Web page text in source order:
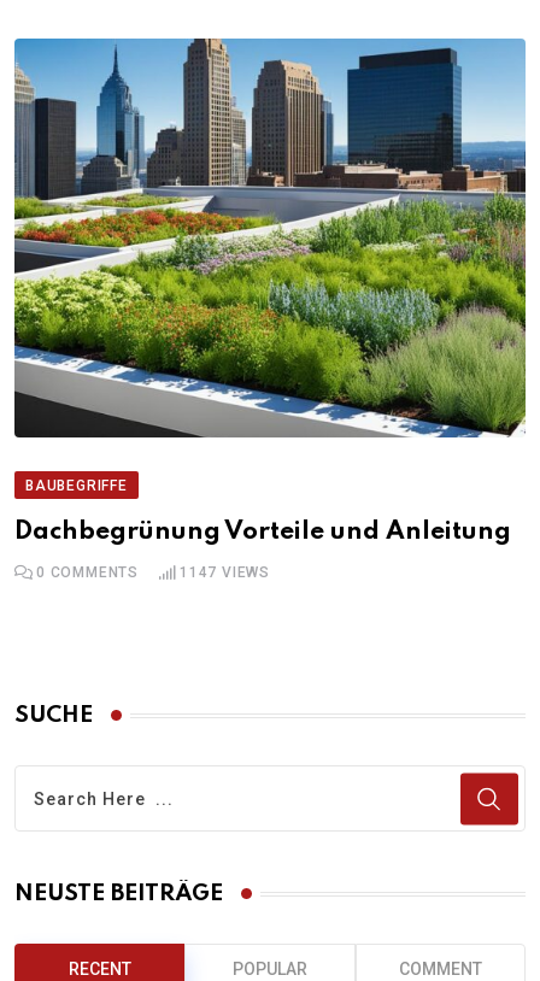
BAUBEGRIFFE
Dachbegrünung Vorteile und Anleitung
0 COMMENTS 1147 VIEWS
SUCHE
NEUSTE BEITRÄGE
RECENT POPULAR COMMENT